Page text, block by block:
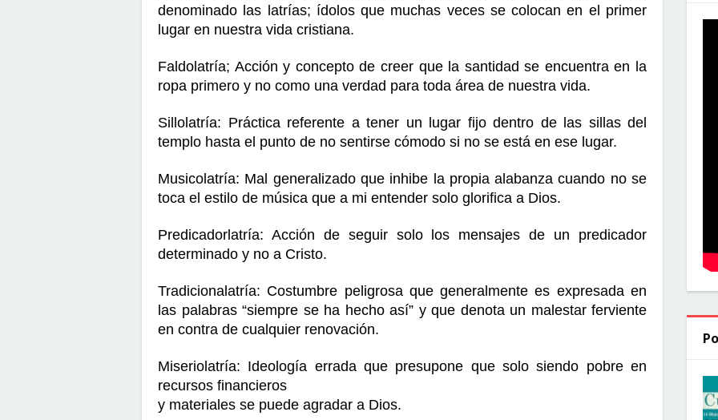
denominado las latrías; ídolos que muchas veces se colocan en el primer
lugar en nuestra vida cristiana.
Faldolatría; Acción y concepto de creer que la santidad se encuentra en la
ropa primero y no como una verdad para toda área de nuestra vida.
Sillolatría: Práctica referente a tener un lugar fijo dentro de las sillas del
templo hasta el punto de no sentirse cómodo si no se está en ese lugar.
Musicolatría: Mal generalizado que inhibe la propia alabanza cuando no se
toca el estilo de música que a mi entender solo glorifica a Dios.
Predicadorlatría: Acción de seguir solo los mensajes de un predicador
determinado y no a Cristo.
Tradicionalatría: Costumbre peligrosa que generalmente es expresada en
las palabras “siempre se ha hecho así” y que denota un malestar ferviente
en contra de cualquier renovación.
Miseriolatría: Ideología errada que presupone que solo siendo pobre en
recursos financieros
y materiales se puede agradar a Dios.